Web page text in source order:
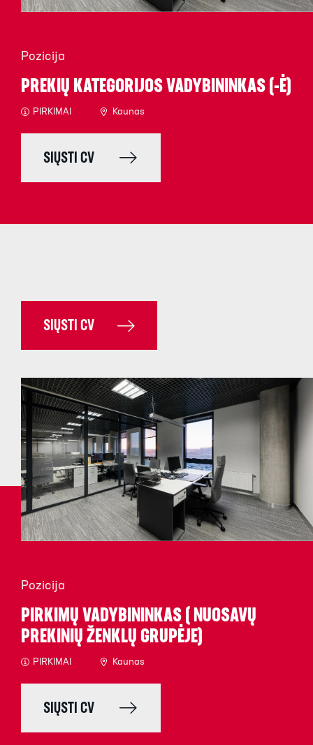
Pozicija
PREKIŲ KATEGORIJOS VADYBININKAS (-Ė)
PIRKIMAI Kaunas
SIŲSTI CV
SIŲSTI CV
Pozicija
PIRKIMŲ VADYBININKAS ( NUOSAVŲ
PREKINIŲ ŽENKLŲ GRUPĖJE)
PIRKIMAI Kaunas
SIŲSTI CV